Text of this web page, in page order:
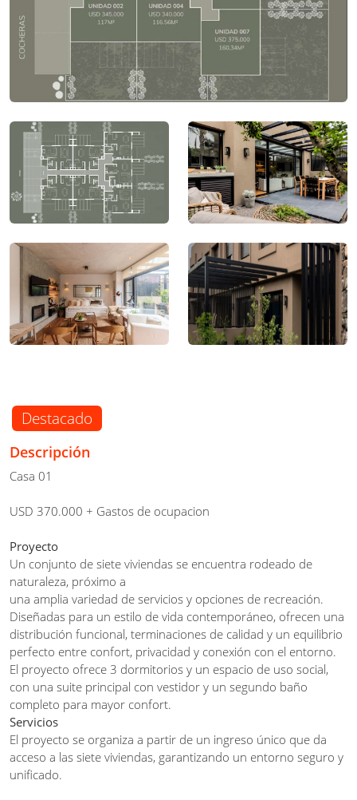
Destacado
Descripción
Casa 01
USD 370.000 + Gastos de ocupacion
Proyecto
Un conjunto de siete viviendas se encuentra rodeado de
naturaleza, próximo a
una amplia variedad de servicios y opciones de recreación.
Diseñadas para un estilo de vida contemporáneo, ofrecen una
distribución funcional, terminaciones de calidad y un equilibrio
perfecto entre confort, privacidad y conexión con el entorno.
El proyecto ofrece 3 dormitorios y un espacio de uso social,
con una suite principal con vestidor y un segundo baño
completo para mayor confort.
Servicios
El proyecto se organiza a partir de un ingreso único que da
acceso a las siete viviendas, garantizando un entorno seguro y
unificado.